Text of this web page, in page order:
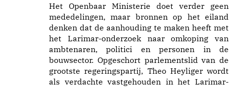
Het Openbaar Ministerie doet verder geen
mededelingen, maar bronnen op het eiland
denken dat de aanhouding te maken heeft met
het Larimar-onderzoek naar omkoping van
ambtenaren, politici en personen in de
bouwsector. Opgeschort parlementslid van de
grootste regeringspartij, Theo Heyliger wordt
als verdachte vastgehouden in het Larimar-